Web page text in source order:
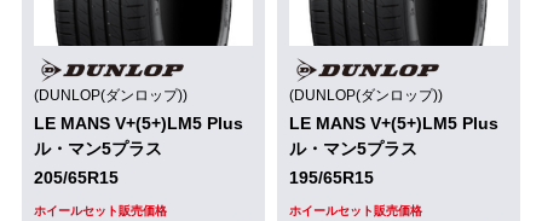
(DUNLOP(ダンロップ))
LE MANS V+(5+)LM5 Plus
ル・マン5プラス
205/65R15
ホイールセット販売価格
(DUNLOP(ダンロップ))
LE MANS V+(5+)LM5 Plus
ル・マン5プラス
195/65R15
ホイールセット販売価格